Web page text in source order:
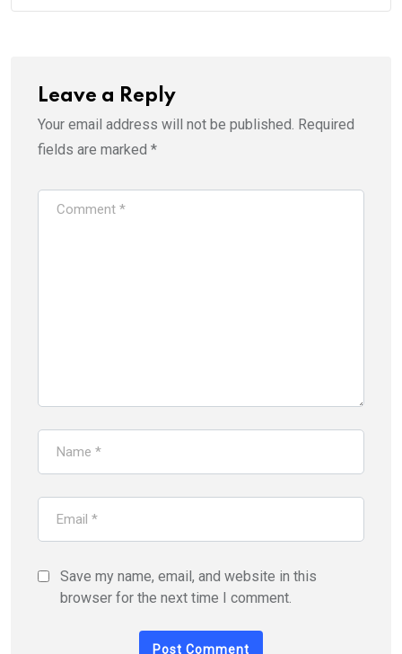
Leave a Reply
Your email address will not be published. Required
fields are marked *
Save my name, email, and website in this
browser for the next time I comment.